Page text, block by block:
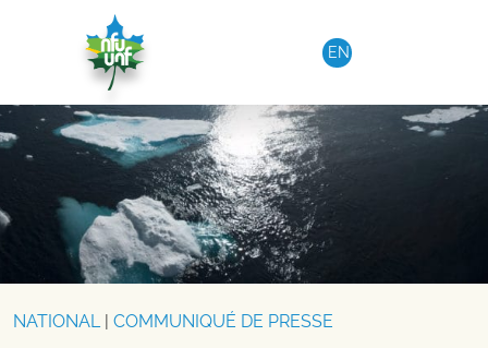
Aller au contenu
EN
NATIONAL| COMMUNIQUÉ DE PRESSE